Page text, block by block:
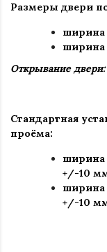
Размеры двери
ширина
ширина
Открывание двери:
Стандартная
проёма:
ширина
+/-10
ширина
+/-10